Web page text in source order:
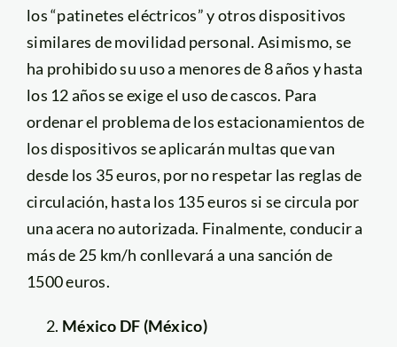
los “patinetes eléctricos” y otros dispositivos
similares de movilidad personal. Asimismo, se
ha prohibido su uso a menores de 8 años y hasta
los 12 años se exige el uso de cascos. Para
ordenar el problema de los estacionamientos de
los dispositivos se aplicarán multas que van
desde los 35 euros, por no respetar las reglas de
circulación, hasta los 135 euros si se circula por
una acera no autorizada. Finalmente, conducir a
más de 25 km/h conllevará a una sanción de
1500 euros.
México DF (México)